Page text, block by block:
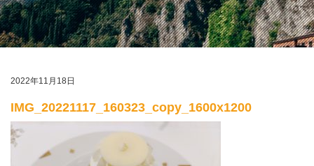
2022年11月18日
IMG_20221117_160323_copy_1600x1200